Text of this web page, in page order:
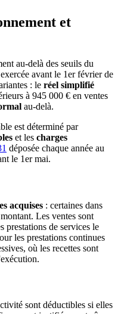
et
au-delà des seuils du
exercée avant le 1er février de
: le réel simplifié
à 945 000 € en ventes
au-delà.
est déterminé par
et les charges
déposée chaque année au
le 1er mai.
acquises : certaines dans
Les ventes sont
prestations de services le
les prestations continues
où les recettes sont
sont déductibles si elles